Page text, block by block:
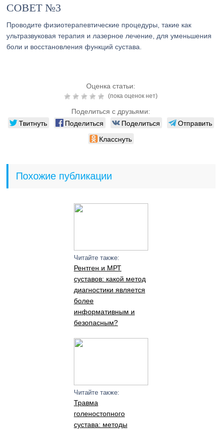
СОВЕТ №3
Проводите физиотерапевтические процедуры, такие как
ультразвуковая терапия и лазерное лечение, для уменьшения
боли и восстановления функций сустава.
Оценка статьи:
(пока оценок нет)
Поделиться с друзьями:
Твитнуть Поделиться Поделиться
Отправить
Класснуть
Похожие публикации
Читайте также:
Рентген и МРТ
суставов: какой метод
диагностики является
более
информативным и
безопасным?
Читайте также:
Травма
голеностопного
сустава: методы